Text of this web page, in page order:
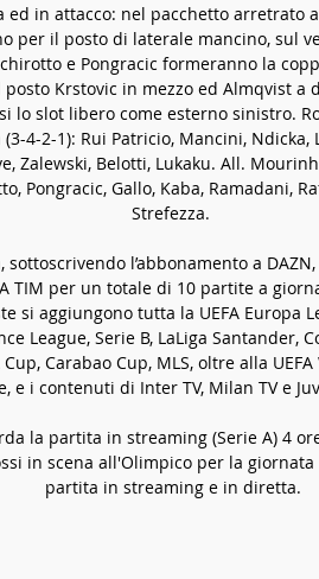
ed in attacco: nel pacchetto arretrato
per il posto di laterale mancino, sul
e Pongracic formeranno la
Krstovic in mezzo ed Almqvist a
lo slot libero come esterno sinistro.
4-2-1): Rui Patricio, Mancini, Ndicka,
Zalewski, Belotti, Lukaku. All.
Pongracic, Gallo, Kaba, Ramadani,
Strefezza.
sottoscrivendo l’abbonamento a
TIM per un totale di 10 partite a
si aggiungono tutta la UEFA Europa
League, Serie B, LaLiga Santander,
Carabao Cup, MLS, oltre alla
e i contenuti di Inter TV, Milan TV e
la partita in streaming (Serie A) 4
in scena all'Olimpico per la giornata
partita in streaming e in diretta.